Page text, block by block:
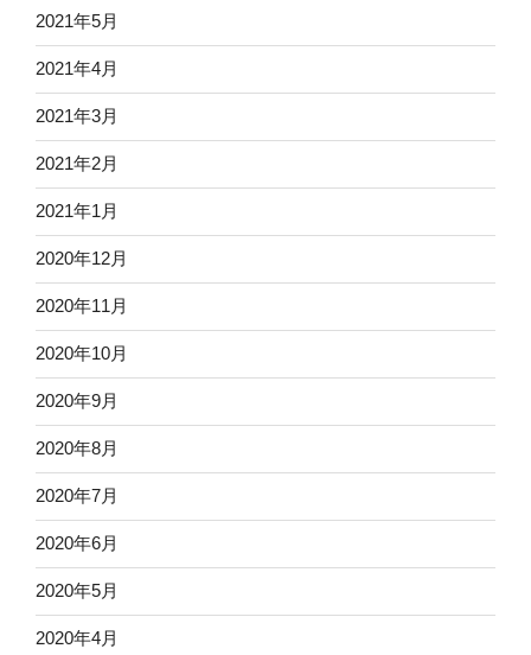
2021年5月
2021年4月
2021年3月
2021年2月
2021年1月
2020年12月
2020年11月
2020年10月
2020年9月
2020年8月
2020年7月
2020年6月
2020年5月
2020年4月